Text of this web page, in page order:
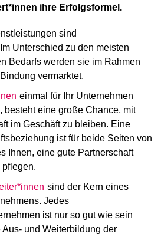
ihre Erfolgsformel.
sind
Unterschied zu den meisten
Bedarfs werden sie im Rahmen
vermarktet.
einmal für Ihr Unternehmen
besteht eine große Chance, mit
im Geschäft zu bleiben. Eine
ist für beide Seiten von
Ihnen, eine gute Partnerschaft
sind der Kern eines
Jedes
ist nur so gut wie sein
Aus- und Weiterbildung der